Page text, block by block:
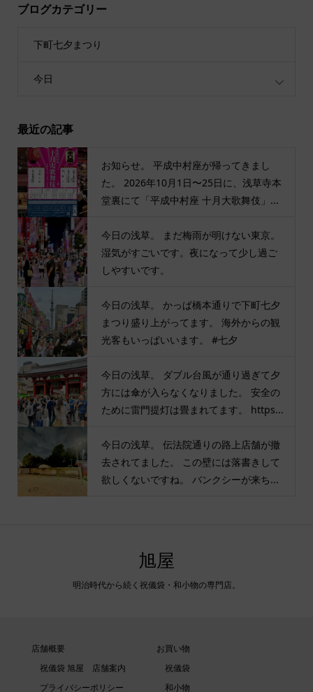
ブログカテゴリー
下町七夕まつり
今日
最近の記事
お知らせ。 平成中村座が帰ってきまし
た。 2026年10月1日〜25日に、浅草寺本
堂裏にて「平成中村座 十月大歌舞伎」...
今日の浅草。 まだ梅雨が明けない東京。
湿気がすごいです。夜になって少し過ご
しやすいです。
今日の浅草。 かっぱ橋本通りで下町七夕
まつり盛り上がってます。 海外からの観
光客もいっぱいいます。 #七夕
今日の浅草。 ダブル台風が通り過ぎて夕
方には傘が入らなくなりました。 安全の
ために雷門提灯は畳まれてます。 https...
今日の浅草。 伝法院通りの路上店舗が撤
去されてました。 この壁には落書きして
欲しくないですね。 バンクシーが来ち...
旭屋
明治時代から続く祝儀袋・和小物の専門店。
店舗概要
祝儀袋 旭屋 店舗案内
プライバシーポリシー
お買い物
祝儀袋
和小物